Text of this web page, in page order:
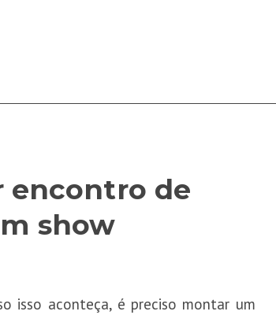
encontro de
show
isso aconteça, é preciso montar um